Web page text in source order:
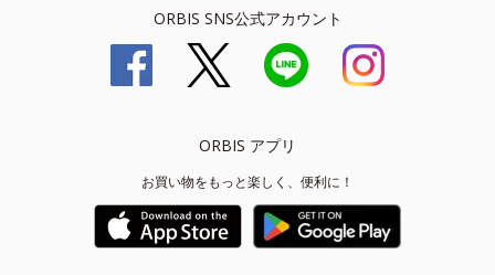
ORBIS SNS公式アカウント
ORBIS アプリ
お買い物をもっと楽しく、便利に！